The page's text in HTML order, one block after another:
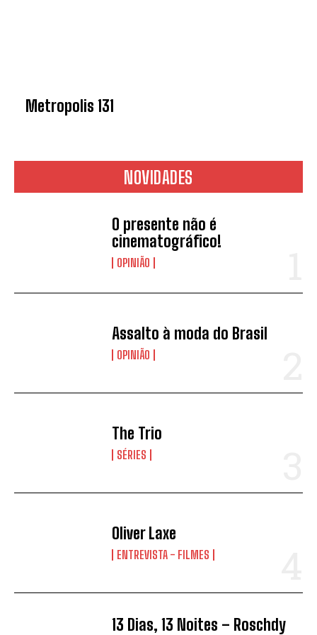
Metropolis 131
NOVIDADES
O presente não é
cinematográfico!
OPINIÃO
Assalto à moda do Brasil
OPINIÃO
The Trio
SÉRIES
Oliver Laxe
ENTREVISTA - FILMES
13 Dias, 13 Noites – Roschdy